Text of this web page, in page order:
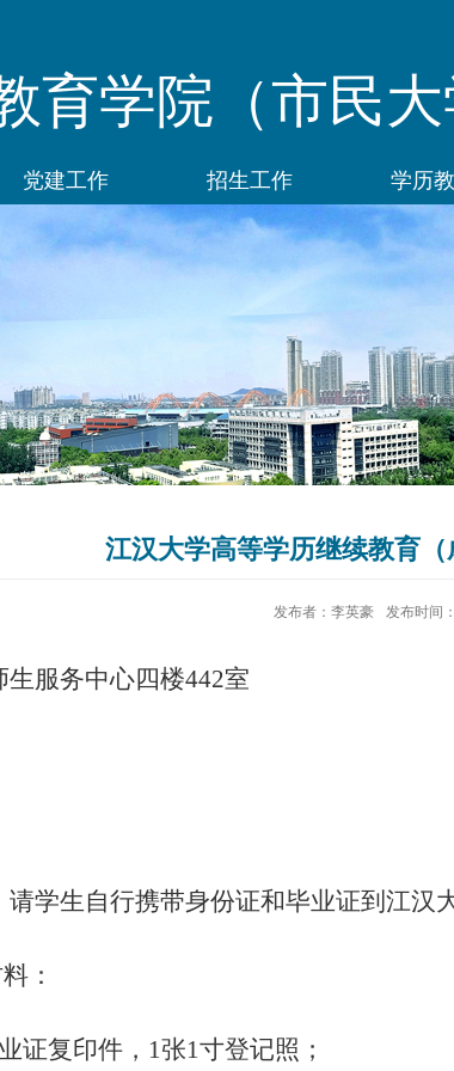
育学院（市民大
党建工作 招生工作 学历
江汉大学高等学历继续教育
发布者：李英豪 发布时间
生服务中心四楼442室
请学生自行携带身份证和毕业证到 江汉
：
证复印件 ， 1张1寸登记照 ；